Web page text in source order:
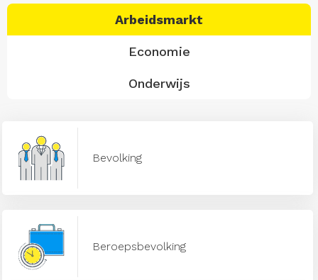
Arbeidsmarkt
Economie
Onderwijs
Bevolking
Beroepsbevolking